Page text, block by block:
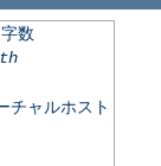
数
チャルホスト